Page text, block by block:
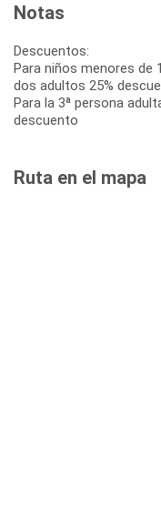
Notas
Descuentos:
Para niños menores de
dos adultos 25%
Para la 3ª persona
descuento
Ruta en el mapa